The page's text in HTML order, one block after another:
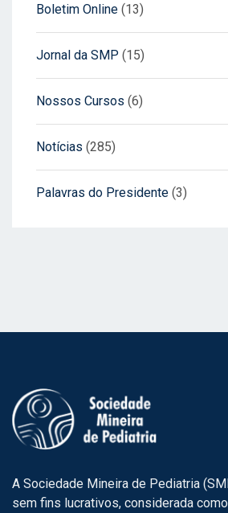
Boletim Online (13)
Jornal da SMP (15)
Nossos Cursos (6)
Notícias (285)
Palavras do Presidente (3)
A Sociedade Mineira de Pediatria
sem fins lucrativos, considerada